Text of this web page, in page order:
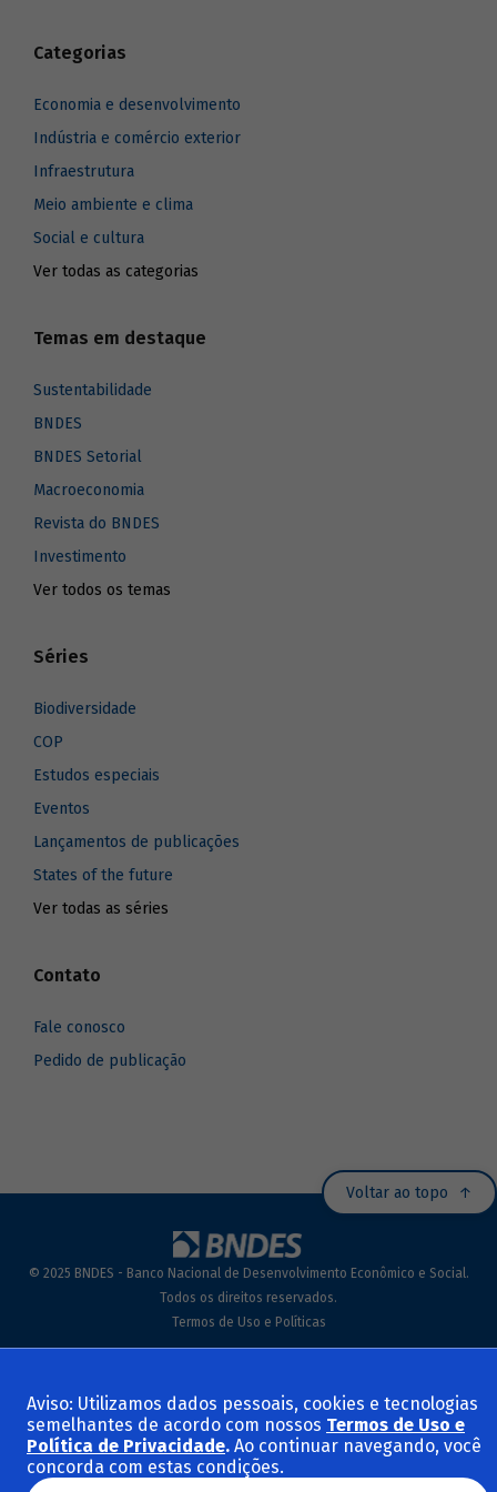
Categorias
Economia e desenvolvimento
Indústria e comércio exterior
Infraestrutura
Meio ambiente e clima
Social e cultura
Ver todas as categorias
Temas em destaque
Sustentabilidade
BNDES
BNDES Setorial
Macroeconomia
Revista do BNDES
Investimento
Ver todos os temas
Séries
Biodiversidade
COP
Estudos especiais
Eventos
Lançamentos de publicações
States of the future
Ver todas as séries
Contato
Fale conosco
Pedido de publicação
Voltar ao topo
© 2025 BNDES - Banco Nacional de Desenvolvimento Econômico e Social.
Todos os direitos reservados.
Termos de Uso e Políticas
Aviso: Utilizamos dados pessoais, cookies e tecnologias
semelhantes de acordo com nossos Termos de Uso e
Política de Privacidade. Ao continuar navegando, você
concorda com estas condições.